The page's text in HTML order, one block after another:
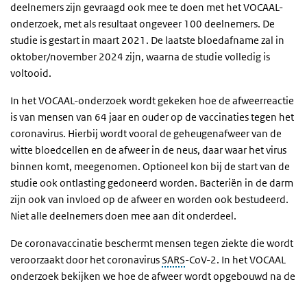
deelnemers zijn gevraagd ook mee te doen met het VOCAAL-
onderzoek, met als resultaat ongeveer 100 deelnemers. De
studie is gestart in maart 2021. De laatste bloedafname zal in
oktober/november 2024 zijn, waarna de studie volledig is
voltooid.
In het VOCAAL-onderzoek wordt gekeken hoe de afweerreactie
is van mensen van 64 jaar en ouder op de vaccinaties tegen het
coronavirus. Hierbij wordt vooral de geheugenafweer van de
witte bloedcellen en de afweer in de neus, daar waar het virus
binnen komt, meegenomen. Optioneel kon bij de start van de
studie ook ontlasting gedoneerd worden. Bacteriën in de darm
zijn ook van invloed op de afweer en worden ook bestudeerd.
Niet alle deelnemers doen mee aan dit onderdeel.
De coronavaccinatie beschermt mensen tegen ziekte die wordt
veroorzaakt door het coronavirusSARS-CoV-2. In het VOCAAL
onderzoek bekijken we hoe de afweer wordt opgebouwd na de